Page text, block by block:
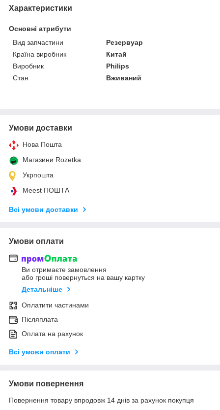
Характеристики
Основні атрибути
Вид запчастини
Резервуар
Країна виробник
Китай
Виробник
Philips
Стан
Вживаний
Умови доставки
Нова Пошта
Магазини Rozetka
Укрпошта
Meest ПОШТА
Всі умови доставки
Умови оплати
Ви отримаєте замовлення
або гроші повернуться на вашу картку
Детальніше
Оплатити частинами
Післяплата
Оплата на рахунок
Всі умови оплати
Умови повернення
Повернення товару впродовж 14 днів за рахунок покупця